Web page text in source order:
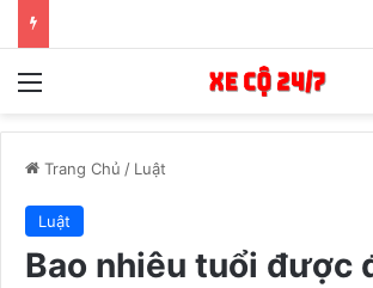
Menu
Trang Chủ / Luật
Luật
Bao nhiêu tuổi được